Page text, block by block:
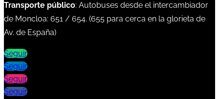
Transporte público: Autobuses desde el intercambiador
de Moncloa: 651 / 654. (655 para cerca en la glorieta de
Av. de España)
Seguir
Seguir
Seguir
Seguir